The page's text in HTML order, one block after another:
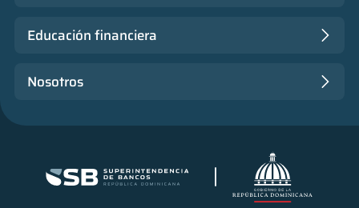
Educación financiera
Nosotros